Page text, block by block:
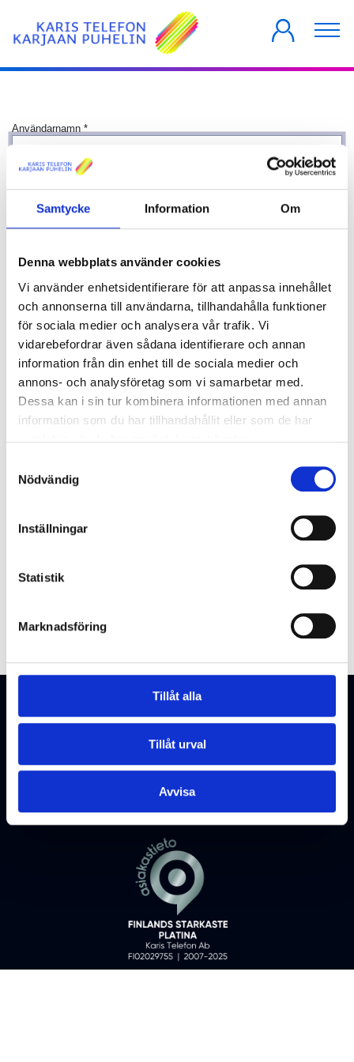
Samtycke Information Om
Denna webbplats använder cookies
Vi använder enhetsidentifierare för att anpassa innehållet
och annonserna till användarna, tillhandahålla funktioner
för sociala medier och analysera vår trafik. Vi
vidarebefordrar även sådana identifierare och annan
information från din enhet till de sociala medier och
annons- och analysföretag som vi samarbetar med.
Dessa kan i sin tur kombinera informationen med annan
information som du har tillhandahållit eller som de har
Nödvändig
Inställningar
Statistik
Marknadsföring
Tillåt alla
Tillåt urval
Avvisa
FÖRETAG
Användarnamn*
Logga in
Glömt lösenordet?
Glömt användarnamnet?
Karis Telefon Ab ©2026All rights reserved
Fo-nummer: 0202975-5